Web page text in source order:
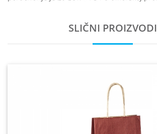
SLIČNI PROIZVODI